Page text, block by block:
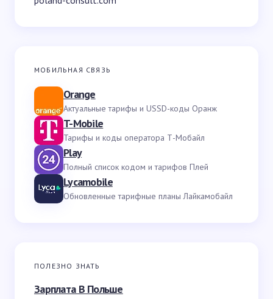
МОБИЛЬНАЯ СВЯЗЬ
Orange
Актуальные тарифы и USSD-коды Оранж
T-Mobile
Тарифы и коды оператора Т-Мобайл
Play
Полный список кодом и тарифов Плей
Lycamobile
Обновленные тарифные планы Лайкамобайл
ПОЛЕЗНО ЗНАТЬ
Зарплата В Польше